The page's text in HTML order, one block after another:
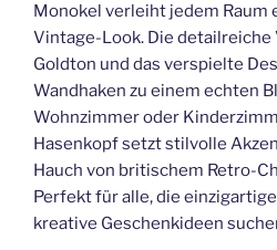
Monokel verleiht jedem Raum
Vintage-Look. Die detailreiche
Goldton und das verspielte
Wandhaken zu einem echten
Wohnzimmer oder
Hasenkopf setzt stilvolle
Hauch von britischem Retro-
Perfekt für alle, die
kreative Geschenkideen